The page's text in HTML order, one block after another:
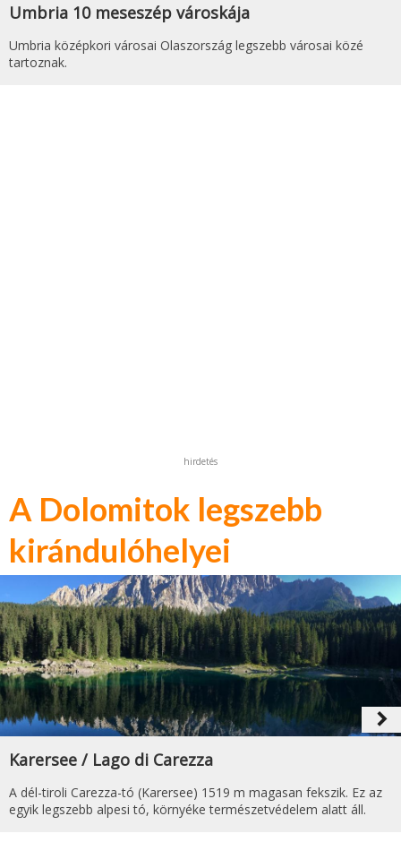
Umbria 10 meseszép városkája
Umbria középkori városai Olaszország legszebb városai közé
tartoznak.
hirdetés
A Dolomitok legszebb
kirándulóhelyei
navigate_next
Karersee / Lago di Carezza
A dél-tiroli Carezza-tó (Karersee) 1519 m magasan fekszik. Ez az
egyik legszebb alpesi tó, környéke természetvédelem alatt áll.